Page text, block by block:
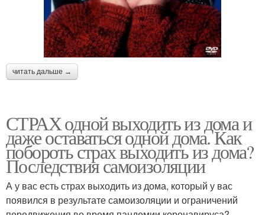
читать дальше →
СТРАХ одной выходить из дома и
даже оставаться одной дома. Как
побороть страх выходить из дома?
Последствия самоизоляции
А у вас есть страх выходить из дома, который у вас
появился в результате самоизоляции и ограничений